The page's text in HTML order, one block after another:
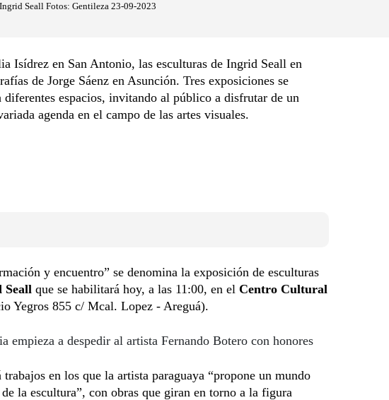
Seall Fotos: Gentileza 23-09-2023
Isídrez en San Antonio, las esculturas de Ingrid Seall en
de Jorge Sáenz en Asunción. Tres exposiciones se
diferentes espacios, invitando al público a disfrutar de un
agenda en el campo de las artes visuales.
y encuentro” se denomina la exposición de esculturas
Seall que se habilitará hoy, a las 11:00, en el Centro Cultural
Yegros 855 c/ Mcal. Lopez - Areguá).
empieza a despedir al artista Fernando Botero con honores
en los que la artista paraguaya “propone un mundo
la escultura”, con obras que giran en torno a la figura